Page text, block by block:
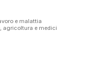
e malattia
agricoltura e medici